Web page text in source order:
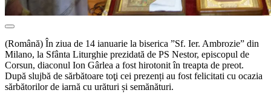
(Română) În ziua de 14 ianuarie la biserica ”Sf. Ier. Ambrozie” din
Milano, la Sfânta Liturghie prezidată de PS Nestor, episcopul de
Corsun, diaconul Ion Gârlea a fost hirotonit în treapta de preot.
După slujbă de sărbătoare toţi cei prezenți au fost felicitati cu ocazia
sărbătorilor de iarnă cu urături și semănături.